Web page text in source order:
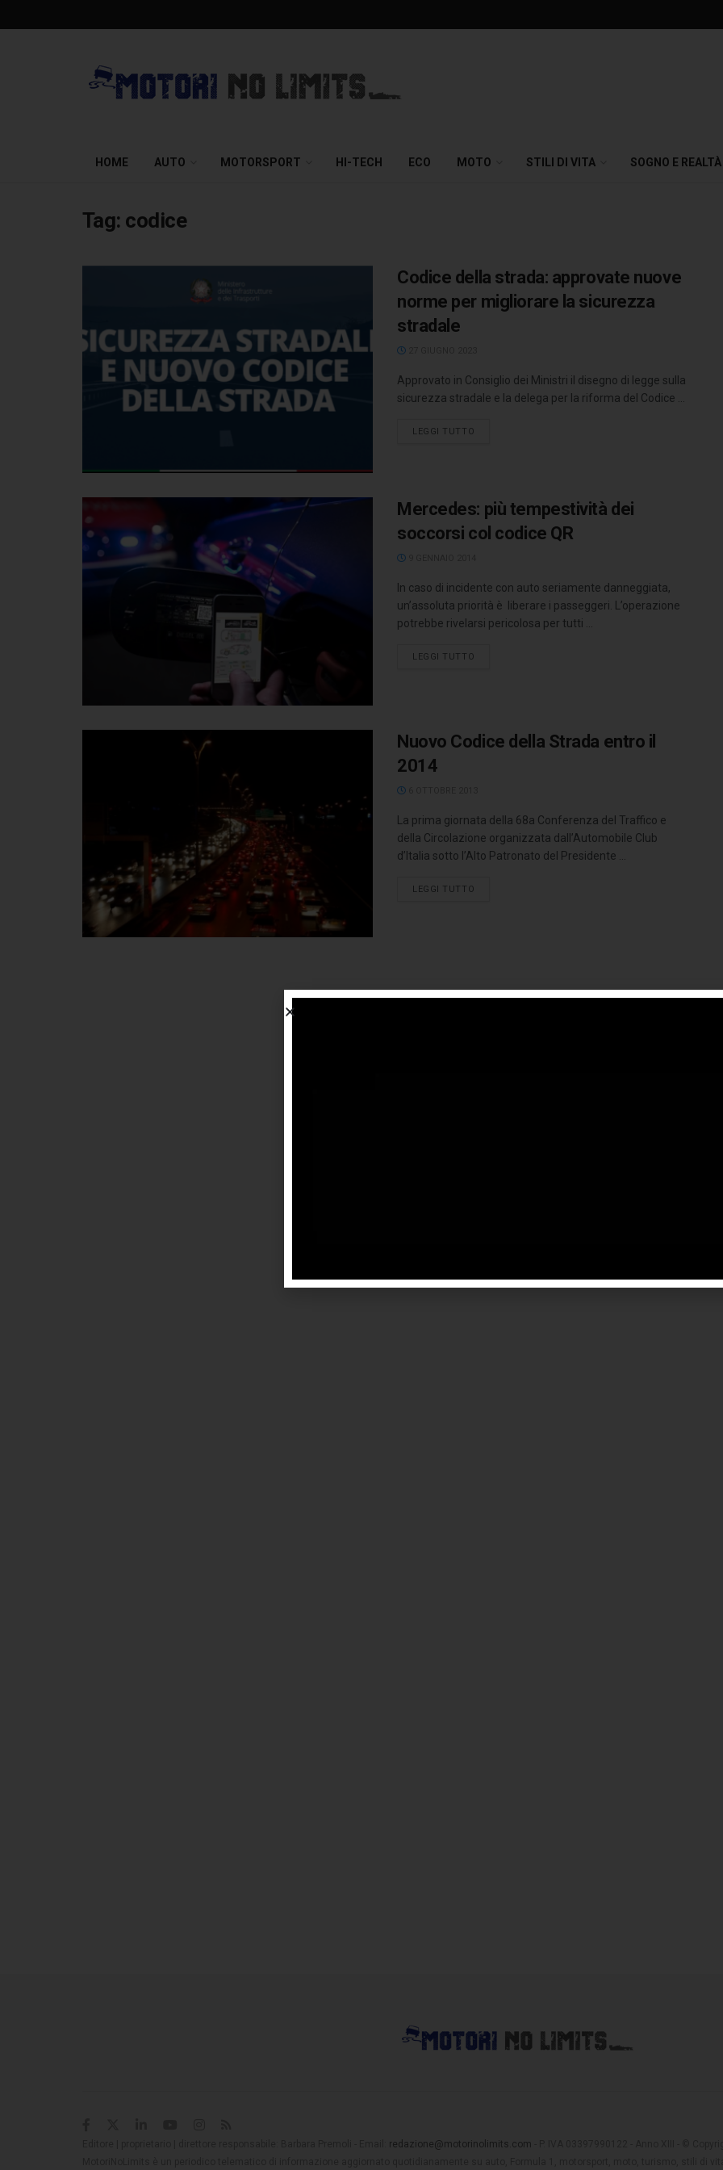
HOME AUTO MOTORSPORT HI-TECH ECO MOTO STILI DI VITA SOGNO E REALTÀ
Tag: codice
Codice della strada: approvate nuove
norme per migliorare la sicurezza
stradale
Approvato in Consiglio dei Ministri il disegno di legge sulla
sicurezza stradale e la delega per la riforma del Codice ...
LEGGI TUTTO
Mercedes: più tempestività dei
soccorsi col codice QR
In caso di incidente con auto seriamente danneggiata,
un’assoluta priorità è liberare i passeggeri. L’operazione
potrebbe rivelarsi pericolosa per tutti ...
LEGGI TUTTO
Nuovo Codice della Strada entro il
2014
La prima giornata della 68a Conferenza del Traffico e
della Circolazione organizzata dall’Automobile Club
d’Italia sotto l’Alto Patronato del Presidente ...
LEGGI TUTTO
redazione@motorinolimits.com